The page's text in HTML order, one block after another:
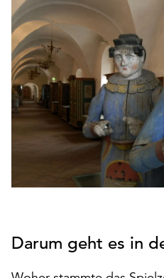
den
Betrieb
der
Seite
notwendig
sind
(funktionale
Cookies),
lediglich
Statistikzwecken
werden.
Darum geht es in